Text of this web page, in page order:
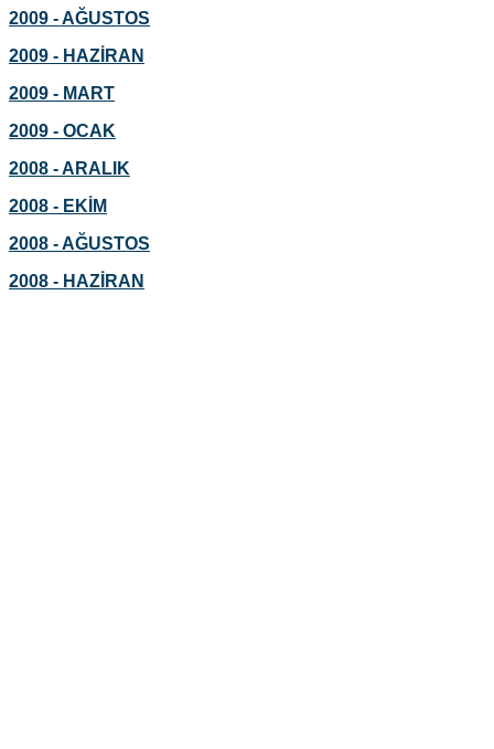
2009 - AĞUSTOS
2009 - HAZİRAN
2009 - MART
2009 - OCAK
2008 - ARALIK
2008 - EKİM
2008 - AĞUSTOS
2008 - HAZİRAN